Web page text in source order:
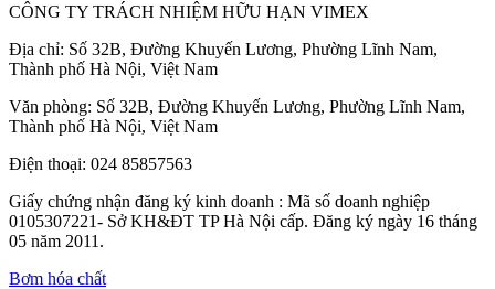
CÔNG TY TRÁCH NHIỆM HỮU HẠN VIMEX
Địa chỉ: Số 32B, Đường Khuyến Lương, Phường Lĩnh Nam,
Thành phố Hà Nội, Việt Nam
Văn phòng: Số 32B, Đường Khuyến Lương, Phường Lĩnh Nam,
Thành phố Hà Nội, Việt Nam
Điện thoại: 024 85857563
Giấy chứng nhận đăng ký kinh doanh : Mã số doanh nghiệp
0105307221- Sở KH&ĐT TP Hà Nội cấp. Đăng ký ngày 16 tháng
05 năm 2011.
Bơm hóa chất